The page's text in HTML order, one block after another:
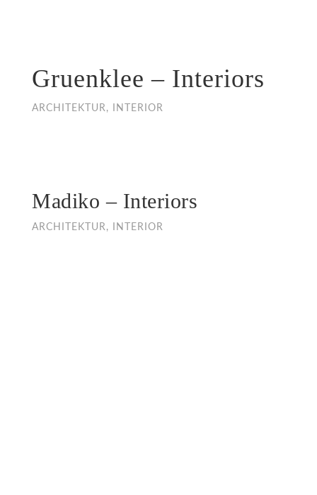
Gruenklee – Interiors
ARCHITEKTUR, INTERIOR
Madiko – Interiors
ARCHITEKTUR, INTERIOR